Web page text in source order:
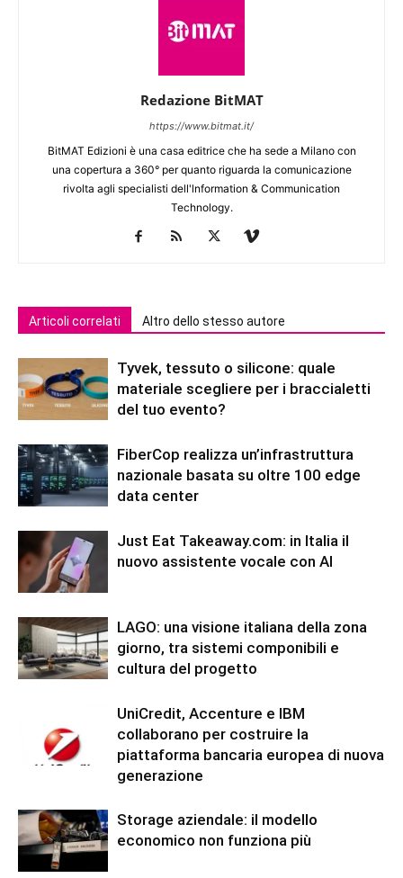
Redazione BitMAT
https://www.bitmat.it/
BitMAT Edizioni è una casa editrice che ha sede a Milano con
una copertura a 360° per quanto riguarda la comunicazione
rivolta agli specialisti dell'lnformation & Communication
Technology.
Articoli correlati Altro dello stesso autore
Tyvek, tessuto o silicone: quale
materiale scegliere per i braccialetti
del tuo evento?
FiberCop realizza un’infrastruttura
nazionale basata su oltre 100 edge
data center
Just Eat Takeaway.com: in Italia il
nuovo assistente vocale con AI
LAGO: una visione italiana della zona
giorno, tra sistemi componibili e
cultura del progetto
UniCredit, Accenture e IBM
collaborano per costruire la
piattaforma bancaria europea di nuova
generazione
Storage aziendale: il modello
economico non funziona più